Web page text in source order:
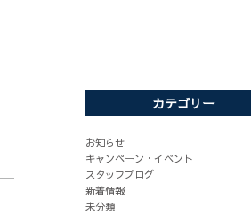
カテゴリー
お知らせ
キャンペーン・イベント
スタッフブログ
新着情報
未分類